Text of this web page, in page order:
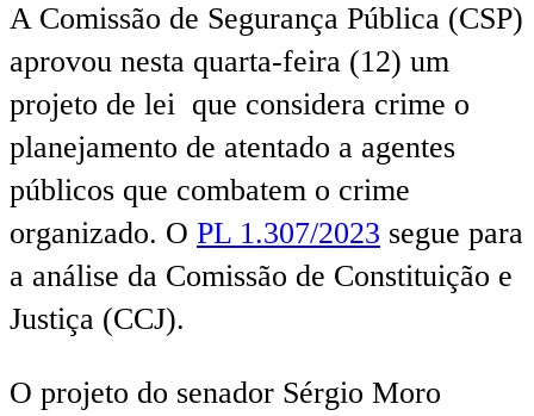
A Comissão de Segurança Pública (CSP)
aprovou nesta quarta-feira (12) um
projeto de lei que considera crime o
planejamento de atentado a agentes
públicos que combatem o crime
organizado. O PL 1.307/2023 segue para
a análise da Comissão de Constituição e
Justiça (CCJ).
O projeto do senador Sérgio Moro